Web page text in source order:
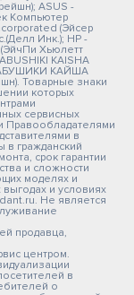
ASUS -
Компьютер
(Эйсер
Инк.); HP -
Хьюлетт
KAISHA
КАЙША
Товарные знаки
которых
сервисных
Правообладателями
в
гражданский
срок гарантии
и сложности
моделях и
и условиях
Не является
продавца,
центром.
в
о